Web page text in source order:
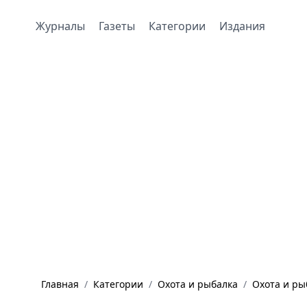
Журналы Газеты Категории Издания
Главная / Категории / Охота и рыбалка / Охота и